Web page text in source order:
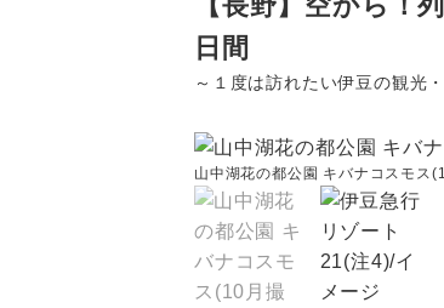
日間
～１度は訪れたい伊豆の観光
山中湖花の都公園 キバナコスモス